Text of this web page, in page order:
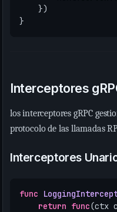
})
}
Interceptores
los interceptores gRPC
protocolo de las llamadas
Interceptores
func
return func(ctx